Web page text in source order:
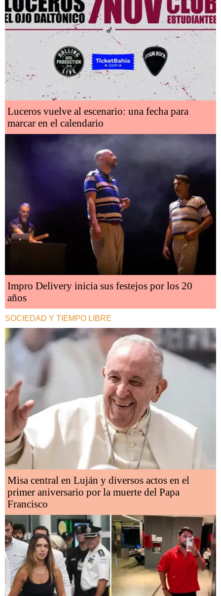
Luceros vuelve al escenario: una fecha para
marcar en el calendario
Impro Delivery inicia sus festejos por los 20
años
SOCIEDAD Y TIEMPO LIBRE
Misa central en Luján y diversos actos en el
primer aniversario por la muerte del Papa
Francisco